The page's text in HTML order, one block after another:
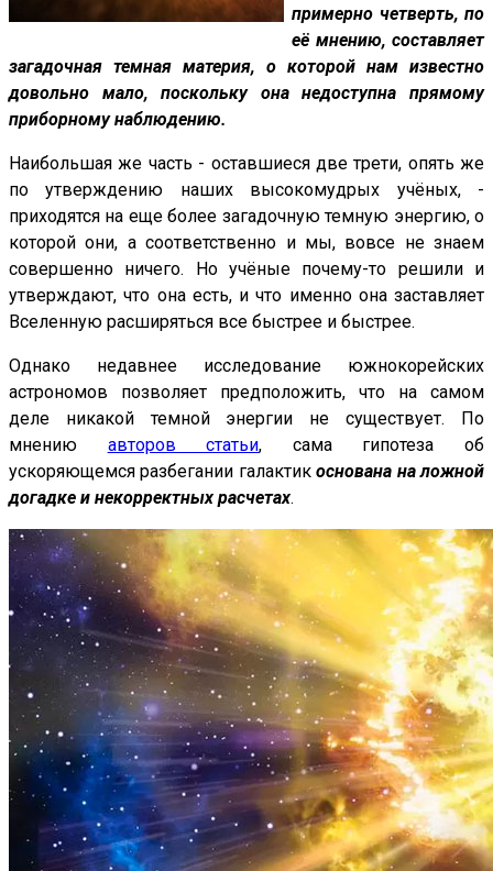
примерно четверть, по
её мнению, составляет
загадочная темная материя, о которой нам известно
довольно мало, поскольку она недоступна прямому
приборному наблюдению.
Наибольшая же часть - оставшиеся две трети, опять же
по утверждению наших высокомудрых учёных, -
приходятся на еще более загадочную темную энергию, о
которой они, а соответственно и мы, вовсе не знаем
совершенно ничего. Но учёные почему-то решили и
утверждают, что она есть, и что именно она заставляет
Вселенную расширяться все быстрее и быстрее.
Однако недавнее исследование южнокорейских
астрономов позволяет предположить, что на самом
деле никакой темной энергии не существует. По
мнению авторов статьи, сама гипотеза об
ускоряющемся разбегании галактикоснована на ложной
догадке и некорректных расчетах.